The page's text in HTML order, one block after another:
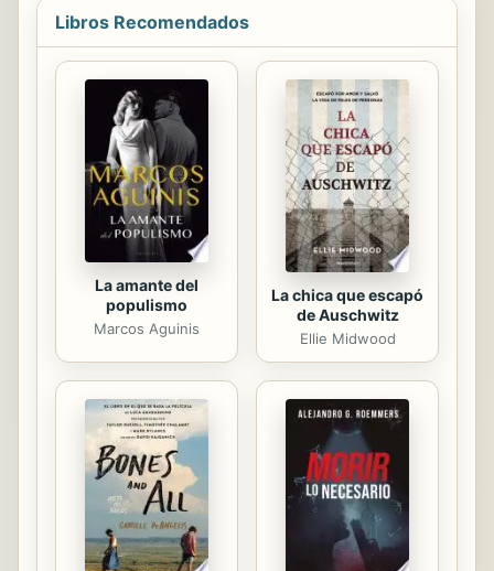
Libros Recomendados
La amante del
populismo
Marcos Aguinis
La chica que escapó
de Auschwitz
Ellie Midwood